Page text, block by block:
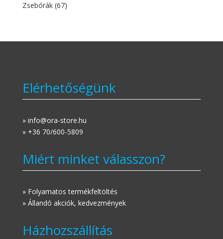
Zsebórák (67)
Elérhetőségünk
» info@ora-store.hu
» +36 70/600-5809
Miért minket válasszon?
» Folyamatos termékfeltöltés
» Állandó akciók, kedvezmények
Házhozszállítás